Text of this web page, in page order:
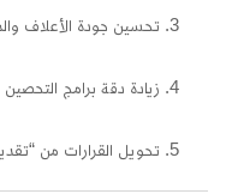
تحسين جودة الأعلاف
زيادة دقة برامج التحصين
تحويل القرارات من